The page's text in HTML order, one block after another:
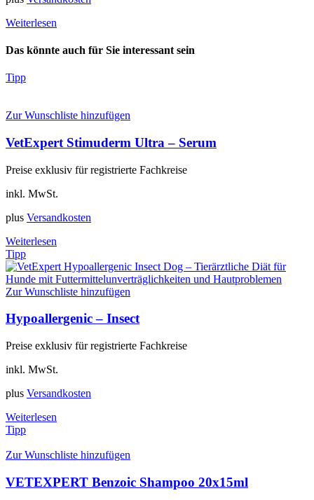
Weiterlesen
Das könnte auch für Sie interessant sein
Tipp
Zur Wunschliste hinzufügen
VetExpert Stimuderm Ultra – Serum
Preise exklusiv für registrierte Fachkreise
inkl. MwSt.
plus Versandkosten
Weiterlesen
Tipp
Zur Wunschliste hinzufügen
Hypoallergenic – Insect
Preise exklusiv für registrierte Fachkreise
inkl. MwSt.
plus Versandkosten
Weiterlesen
Tipp
Zur Wunschliste hinzufügen
VETEXPERT Benzoic Shampoo 20x15ml